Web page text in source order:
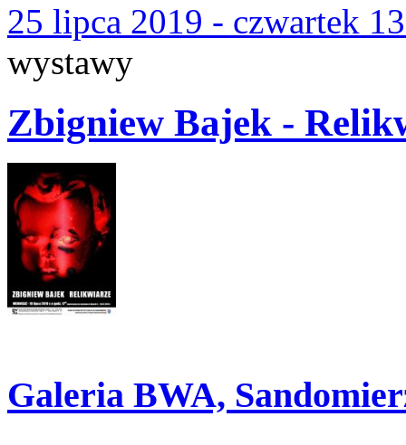
25 lipca 2019 - czwartek
wystawy
Zbigniew Bajek -
Galeria BWA,